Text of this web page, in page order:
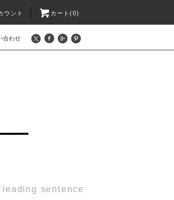
ウント カート(0)
合わせ
sentence